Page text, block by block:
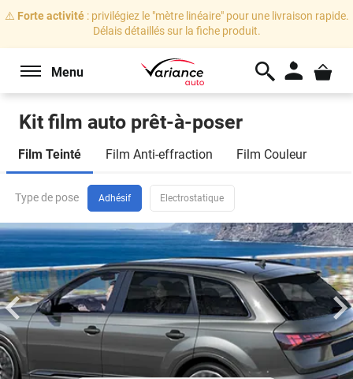
⚠️ Forte activité: privilégiez le "mètre linéaire" pour une livraison rapide.
Délais détaillés sur la fiche produit.
Menu
Kit film auto prêt-à-poser
Film Teinté Film Anti-effraction Film Couleur
Type de pose Adhésif Electrostatique
3 portes (1989 - 1993)
arrière
et
lunette
de
voiture
Sélectionnez votre marque
Modèle
Sélectionnez votre modèle
Carrosserie
Sélectionnez votre carrosserie
Afficher